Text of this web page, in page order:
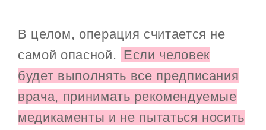
В целом, операция считается не
самой опасной. Если человек
будет выполнять все предписания
врача, принимать рекомендуемые
медикаменты и не пытаться носить